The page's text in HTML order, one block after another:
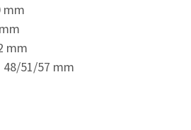
mm
mm
48/51/57 mm